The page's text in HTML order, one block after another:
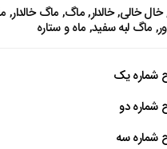
خال خالی,خالدار,ماگ, ماگ خالدار,
, ماگ لبه سفید, ماه و ستاره
شماره یک
شماره دو
شماره سه